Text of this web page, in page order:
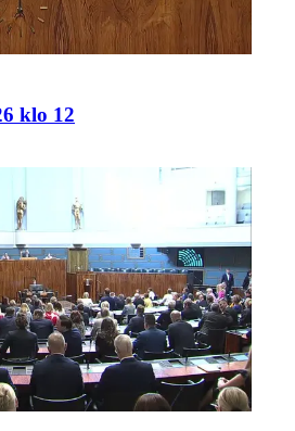
klo 12